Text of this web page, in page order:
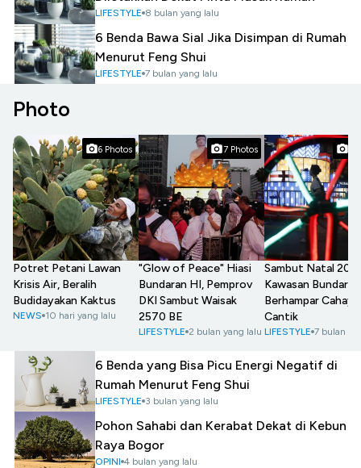
LIFESTYLE 8 bulan yang lalu
6 Benda Bawa Sial Jika Disimpan di Rumah
Menurut Feng Shui
LIFESTYLE 7 bulan yang lalu
Photo
6 Photos
Potret Petani Lawan
Krisis Air, Beralih
Budidayakan Kaktus
NEWS 10 hari yang lalu
7 Photos
"Glow of Peace" Hiasi
Bundaran HI, Pemprov
DKI Sambut Waisak
2570 BE
LIFESTYLE 2 bulan yang lalu
Sambut Natal
Kawasan
Berhampar Cahaya
Cantik
LIFESTYLE 7 bulan
6 Benda yang Bisa Picu Energi Negatif di
Rumah Menurut Feng Shui
LIFESTYLE 3 bulan yang lalu
Pohon Sahabi dan Kerabat Dekat di Kebun
Raya Bogor
OPINI 4 bulan yang lalu